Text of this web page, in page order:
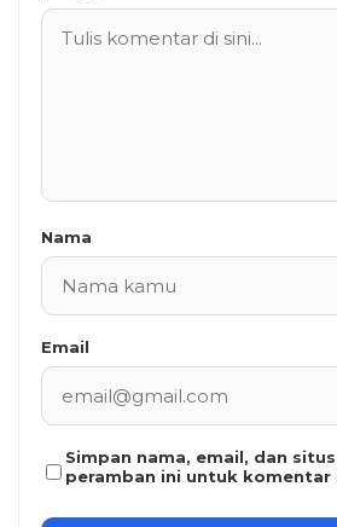
Nama
Email
Simpan nama, email, dan
peramban ini untuk komentar